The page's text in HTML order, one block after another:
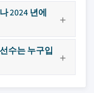
2024 년에
수는 누구입